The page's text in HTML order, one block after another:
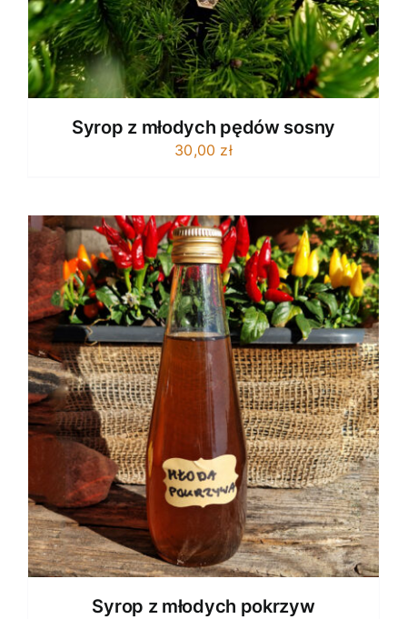
Syrop z młodych pędów sosny
30,00 zł
Syrop z młodych pokrzyw